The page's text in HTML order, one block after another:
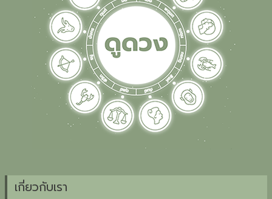
เกี่ยวกับเรา